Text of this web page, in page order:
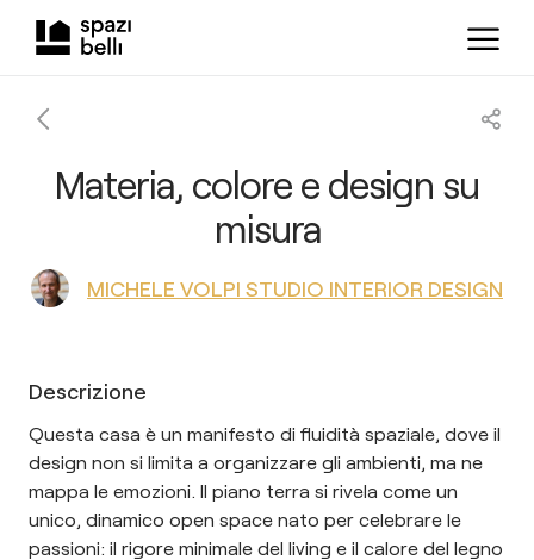
Materia, colore e design su
misura
MICHELE VOLPI STUDIO INTERIOR DESIGN
Descrizione
Questa casa è un manifesto di fluidità spaziale, dove il
design non si limita a organizzare gli ambienti, ma ne
mappa le emozioni. Il piano terra si rivela come un
unico, dinamico open space nato per celebrare le
passioni: il rigore minimale del living e il calore del legno